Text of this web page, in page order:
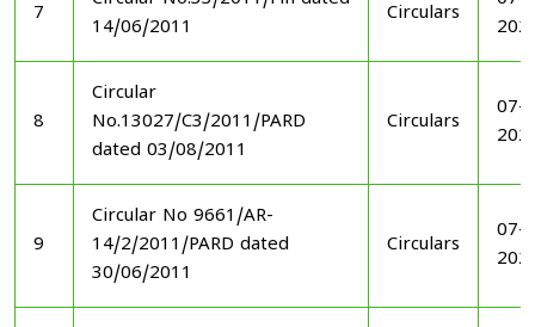
7
14/06/2011
Circulars
8
Circular
No.13027/C3/2011/PARD
dated 03/08/2011
Circulars
07-
9
Circular No 9661/AR-
14/2/2011/PARD dated
30/06/2011
Circulars
07-